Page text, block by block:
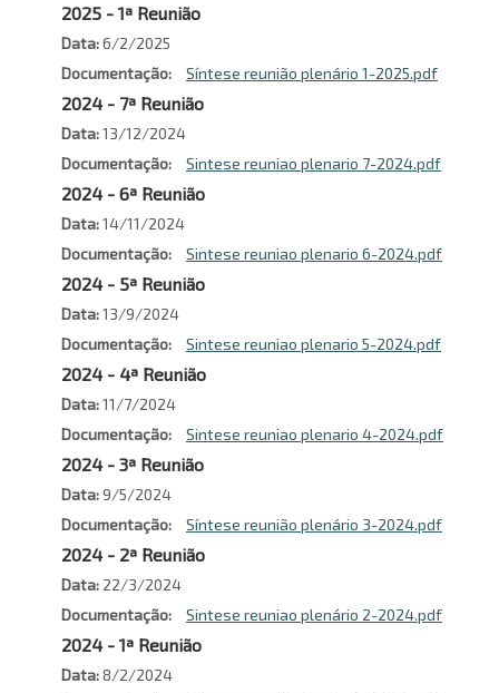
2025 - 1ª Reunião
Data 6/2/2025
Documentação
Síntese reunião plenário 1-2025.pdf
2024 - 7ª Reunião
Data 13/12/2024
Documentação
Sintese reuniao plenario 7-2024.pdf
2024 - 6ª Reunião
Data 14/11/2024
Documentação
Sintese reuniao plenario 6-2024.pdf
2024 - 5ª Reunião
Data 13/9/2024
Documentação
Sintese reuniao plenario 5-2024.pdf
2024 - 4ª Reunião
Data 11/7/2024
Documentação
Sintese reuniao plenario 4-2024.pdf
2024 - 3ª Reunião
Data 9/5/2024
Documentação
Síntese reunião plenário 3-2024.pdf
2024 - 2ª Reunião
Data 22/3/2024
Documentação
Sintese reuniao plenário 2-2024.pdf
2024 - 1ª Reunião
Data 8/2/2024